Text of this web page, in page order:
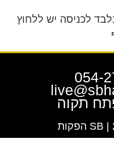
לכניסה יש ללחוץ
054-
תקוה